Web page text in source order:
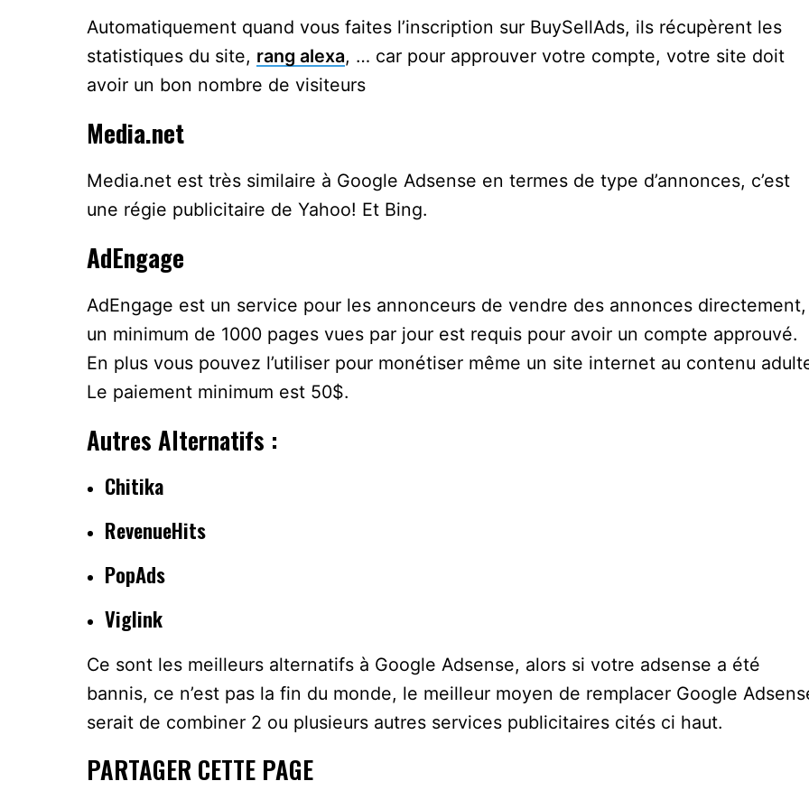
Automatiquement quand vous faites l’inscription sur BuySellAds, ils récupèrent les
statistiques du site, rang alexa, … car pour approuver votre compte, votre site doit
avoir un bon nombre de visiteurs
Media.net
Media.net est très similaire à Google Adsense en termes de type d’annonces, c’est
une régie publicitaire de Yahoo! Et Bing.
AdEngage
AdEngage est un service pour les annonceurs de vendre des annonces directement,
un minimum de 1000 pages vues par jour est requis pour avoir un compte approuvé.
En plus vous pouvez l’utiliser pour monétiser même un site internet au contenu
Le paiement minimum est 50$.
Autres Alternatifs :
Chitika
RevenueHits
PopAds
Viglink
Ce sont les meilleurs alternatifs à Google Adsense, alors si votre adsense a été
bannis, ce n’est pas la fin du monde, le meilleur moyen de remplacer Google
serait de combiner 2 ou plusieurs autres services publicitaires cités ci haut.
PARTAGER CETTE PAGE